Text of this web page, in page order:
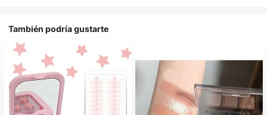
También podría gustarte